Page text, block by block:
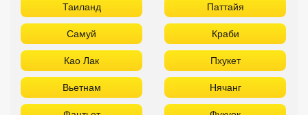
Таиланд Паттайя
Самуй Краби
Као Лак Пхукет
Вьетнам Нячанг